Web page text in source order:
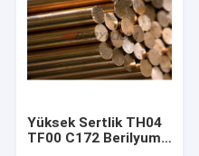
Yüksek Sertlik TH04
TF00 C172 Berilyum